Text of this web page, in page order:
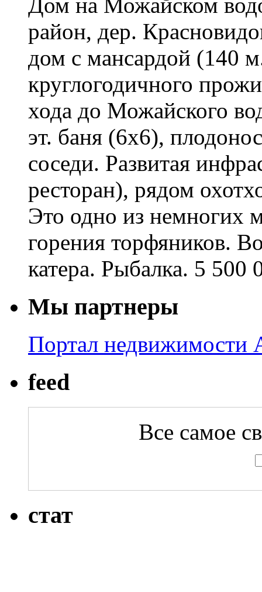
район, дер.
дом с мансардой (140
круглогодичного
хода до Можайского
эт. баня (6х6),
соседи. Развитая
ресторан), рядом
Это одно из немногих
горения торфяников.
катера. Рыбалка. 5 500
Мы партнеры
Портал недвижимости
feed
Все самое
стат